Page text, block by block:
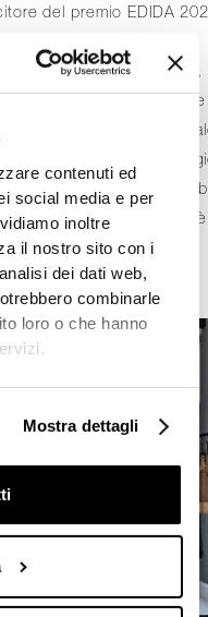
contenuti ed
social media e per
inoltre
il nostro sito con i
dei dati web,
combinarle
loro o che hanno
Mostra dettagli
del premio EDIDA
Andrea Federici,
preziosi, le finiture
Italy e l’attenzione
Accanto alle
un approccio
dove ogni prodotto è